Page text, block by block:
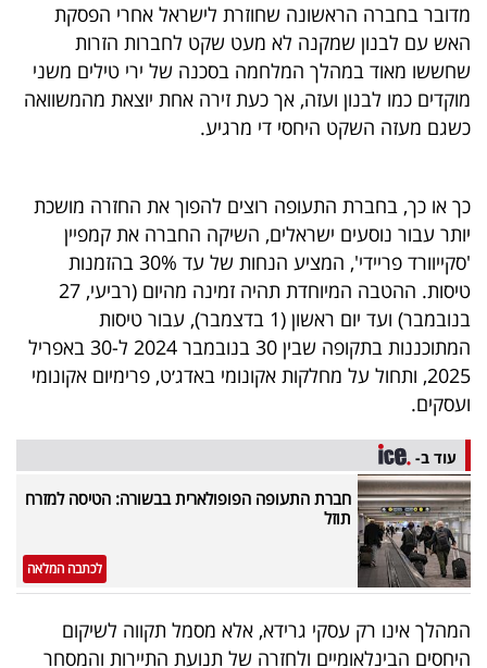
הכלכלי
פודקאסט
40
40
שיתופי
פעולה
דרושים
ניוזלטרים
מייל
אדום
מדובר בחברה הראשונה שחוזרת לישראל אחרי הפסקת
האש עם לבנון שמקנה לא מעט שקט לחברות הזרות
שחששו מאוד במהלך המלחמה בסכנה של ירי טילים משני
מוקדים כמו לבנון ועזה, אך כעת זירה אחת יוצאת מהמשוואה
כשגם מעזה השקט היחסי די מרגיע.
כך או כך, בחברת התעופה רוצים להפוך את החזרה מושכת
יותר עבור נוסעים ישראלים, השיקה החברה את קמפיין
'סקייוורד פריידי', המציע הנחות של עד 30% בהזמנות
טיסות. ההטבה המיוחדת תהיה זמינה מהיום (רביעי, 27
בנובמבר) ועד יום ראשון (1 בדצמבר), עבור טיסות
המתוכננות בתקופה שבין 30 בנובמבר 2024 ל-30 באפריל
2025, ותחול על מחלקות אקונומי באדג׳ט, פרימיום אקונומי
ועסקים.
עוד ב-
חברת התעופה הפופולארית בבשורה: הטיסה למזרח
תוזל
לכתבה המלאה
המהלך אינו רק עסקי גרידא, אלא מסמל תקווה לשיקום
היחסים הבינלאומיים ולחזרה של תנועת התיירות והמסחר